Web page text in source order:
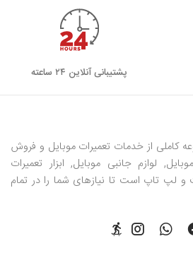
پشتیبانی آنلاین ۲۴ ساعته
کاملی از خدمات تعمیرات موبایل و فروش
لوازم جانبی موبایل, ابزار تعمیرات
و لپ تاپ است تا نیازهای شما را در تمام